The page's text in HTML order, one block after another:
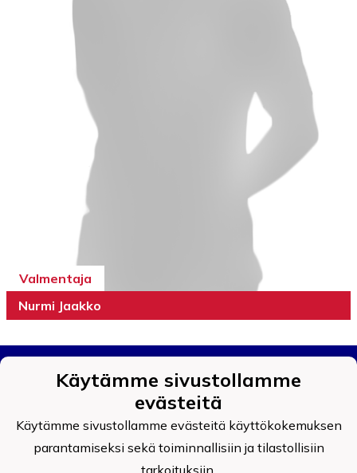
Valmentaja
Nurmi Jaakko
Tietosuojaseloste
Käytämme sivustollamme
evästeitä
Käytämme sivustollamme evästeitä käyttökokemuksen
parantamiseksi sekä toiminnallisiin ja tilastollisiin